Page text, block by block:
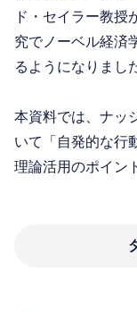
ド・セイラー教授
究でノーベル経済
るようになりまし
本資料では、ナッ
いて「自発的な行
理論活用のポイン